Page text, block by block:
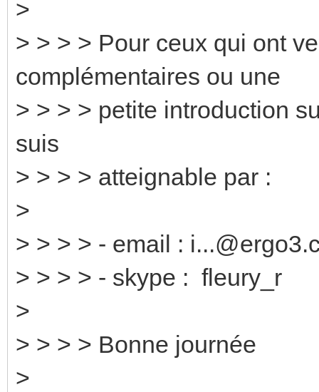
>
> > > > Pour ceux qui ont
complémentaires ou une
> > > > petite introduction
suis
> > > > atteignable par :
>
> > > > - email :
> > > > - skype : fleury_r
>
> > > > Bonne journée
>